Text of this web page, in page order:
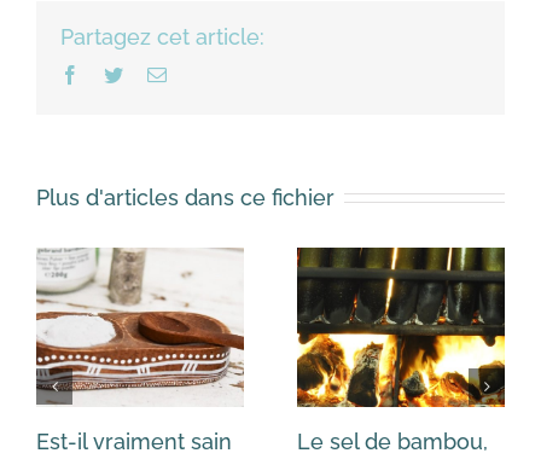
Partagez cet article:
Facebook
TwitterEmail
Plus d'articles dans ce fichier
Est-il vraiment sain
Le sel de bambou,